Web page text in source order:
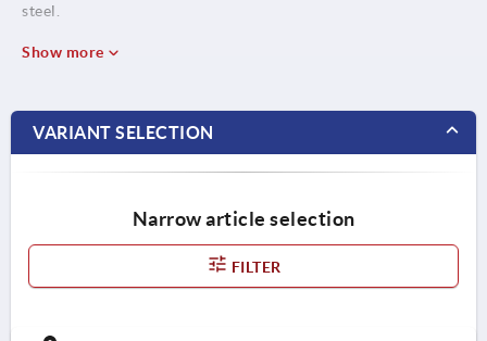
steel.
Show more
VARIANT SELECTION
Narrow article selection
FILTER